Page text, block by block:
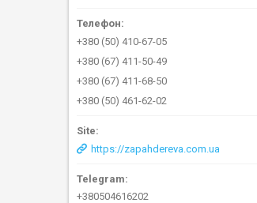
+380 (50) 410-67-05
+380 (67) 411-50-49
+380 (67) 411-68-50
+380 (50) 461-62-02
https://zapahdereva.com.ua
+380504616202